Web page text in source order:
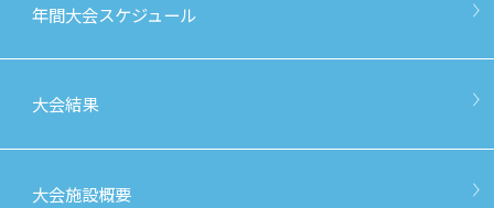
年間大会スケジュール
大会結果
大会施設概要